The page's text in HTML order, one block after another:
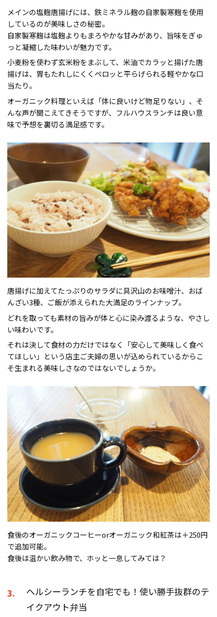
メインの塩麹唐揚げには、鉄ミネラル麹の自家製寒麹を使用
しているのが美味しさの秘密。
自家製寒麹は塩麹よりもまろやかな甘みがあり、旨味をぎゅ
っと凝縮した味わいが魅力です。
小麦粉を使わず玄米粉をまぶして、米油でカラッと揚げた唐
揚げは、胃もたれしにくくペロッと平らげられる軽やかな口
当たり。
オーガニック料理といえば「体に良いけど物足りない」、そ
んな声が聞こえてきそうですが、フルハウスランチは良い意
味で予想を裏切る満足感です。
唐揚げに加えてたっぷりのサラダに具沢山のお味噌汁、おば
んざい3種、ご飯が添えられた大満足のラインナップ。
どれを取っても素材の旨みが体と心に染み渡るような、やさし
い味わいです。
それは決して食材の力だけではなく「安心して美味しく食べ
てほしい」という店主ご夫婦の思いが込められているからこ
そ生まれる美味しさなのではないでしょうか。
食後のオーガニックコーヒーorオーガニック和紅茶は＋250円
で追加可能。
食後は温かい飲み物で、ホッと一息してみては？
3.
ヘルシーランチを自宅でも！使い勝手抜群のテ
イクアウト弁当